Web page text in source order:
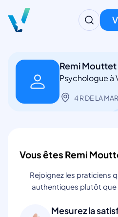
Remi Mouttet
Psychologue à
4 R DE LA
Vous êtes Remi
Rejoignez les praticiens
authentiques plutôt que
Mesurez la